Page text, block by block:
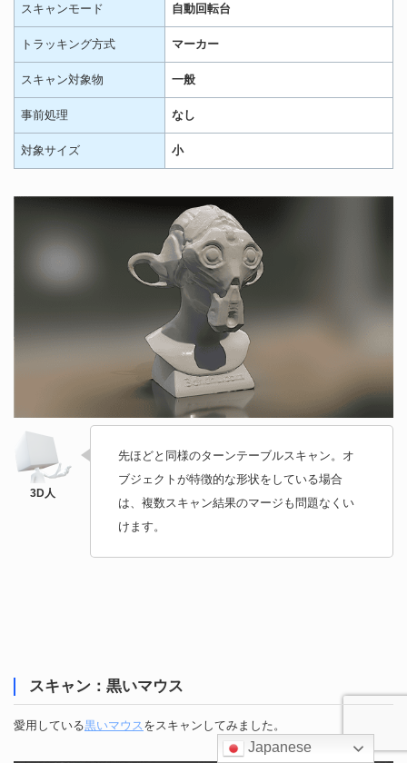
スキャンモード 自動回転台
トラッキング方式 マーカー
スキャン対象物 一般
事前処理 なし
対象サイズ 小
先ほどと同様のターンテーブルスキャン。オ
ブジェクトが特徴的な形状をしている場合
は、複数スキャン結果のマージも問題なくい
けます。
スキャン：黒いマウス
愛用している黒いマウス をスキャンしてみました。
Japanese